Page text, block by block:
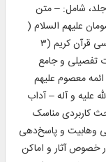
متن کامل ۴۳۹ عنوان کتاب عربی و فارسی در ۹۸۸ جلد، شامل: – متن
(۲۱۳ عنوان) – معصومان علیهم السلام (
۱۱۵ عنوان) – نقد وهابیت (۱۰۱ عنوان) – ترجمه فارسی قرآن کریم (۳
• اطلاعات تفصیلى و جامع
ائمه معصوم علیهم
علیه و آله – آداب
کاربردی مناسک
وهابیت و پاسخ‌دهی
خصوص آثار و اماكن